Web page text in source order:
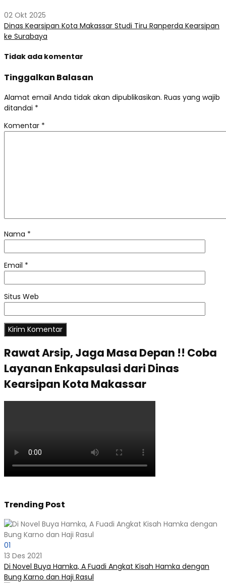
02 Okt 2025
Dinas Kearsipan Kota Makassar Studi Tiru Ranperda Kearsipan
ke Surabaya
Tidak ada komentar
Tinggalkan Balasan
Alamat email Anda tidak akan dipublikasikan. Ruas yang wajib
ditandai *
Komentar *
Nama *
Email *
Situs Web
Rawat Arsip, Jaga Masa Depan !! Coba
Layanan Enkapsulasi dari Dinas
Kearsipan Kota Makassar
Trending Post
01
13 Des 2021
Di Novel Buya Hamka, A Fuadi Angkat Kisah Hamka dengan
Bung Karno dan Haji Rasul